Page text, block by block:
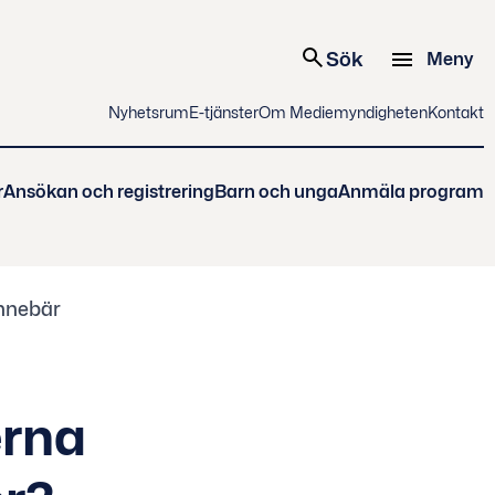
Sök Meny
NyhetsrumE-tjänsterOm MediemyndighetenKontakt
Ansökan och registrering Barn och ungaAnmäla program